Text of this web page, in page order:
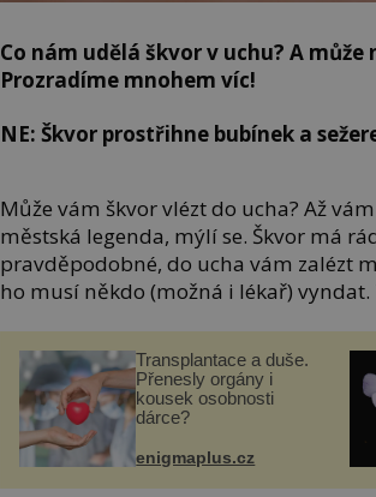
Co nám udělá škvor v uchu? A
Prozradíme mnohem víc!
NE: Škvor prostřihne bubínek a
Může vám škvor vlézt do ucha? Až
městská legenda, mýlí se. Škvor má
pravděpodobné, do ucha vám zalézt
ho musí někdo (možná i lékař) vyndat.
Transplantace a duše.
Přenesly orgány i
kousek osobnosti
dárce?
enigmaplus.cz